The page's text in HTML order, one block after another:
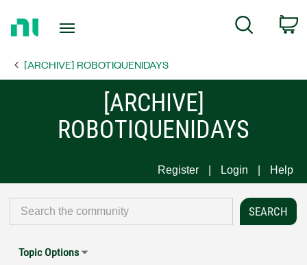
Page
Search
[ARCHIVE] ROBOTIQUENIDAYS
[ARCHIVE]
ROBOTIQUENIDAYS
Register Login Help
Topic Options